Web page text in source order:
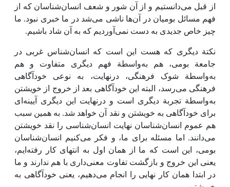
از قبل می‌دانستیم و از آن شور و شعف انسان‌شناسان که از
فهم مسائل بومیان در آن‌ها ناشی می‌شد در ما خبری نبود. ما
چیز خاص جدیدی به دست نمی‌آوردیم که به آن شاد باشیم.
نکتة دیگری که هست‌ این است که انسان‌شناس غربی در
جامعة بومی، هم به‌واسطة فهم دیگری متفاوت و هم
به‌واسطة شوک فرهنگی، درنهایت، به نوعی خودآگاهی
فرهنگی می‌رسد، البته ‌این خودآگاهی بعد از خروج از خویشتن
به‌واسطة تجربة دیگری است و درنهایت‌ این دیگری ‌آیینه‌ای
برای خودآگاهی به خویشتن و نقد آن خواهد شد. به همین سبب
هم عموم انسان‌شناسان نهایت انسان‌شناسی را نقد خویشتن
می‌دانند. اما مسئله برای ما، و فکر می‌کنیم انسان‌شناسان
بومی، ‌این است که ما از همان اول به انتهای کار رفته‌ایم،
یعنی ‌این خروج و بازگشت تفاوت معنی‌داری با هم ندارند و ما
در ابتدا همان کار نهایی را انجام می‌دهیم، یعنی خودآگاهی به